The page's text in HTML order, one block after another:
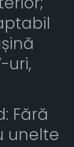
uri,
Fără
unelte